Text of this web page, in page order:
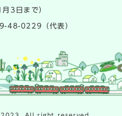
3日まで）
48-0229（代表）